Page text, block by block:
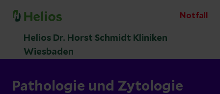
Notfall
Helios Dr. Horst Schmidt Kliniken
Wiesbaden
Pathologie und Zytologie